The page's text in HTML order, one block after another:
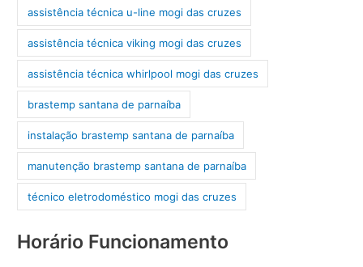
assistência técnica u-line mogi das cruzes
assistência técnica viking mogi das cruzes
assistência técnica whirlpool mogi das cruzes
brastemp santana de parnaíba
instalação brastemp santana de parnaíba
manutenção brastemp santana de parnaíba
técnico eletrodoméstico mogi das cruzes
Horário Funcionamento